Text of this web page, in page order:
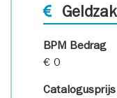
BPM Bedrag
€ 0
Catalogusprijs